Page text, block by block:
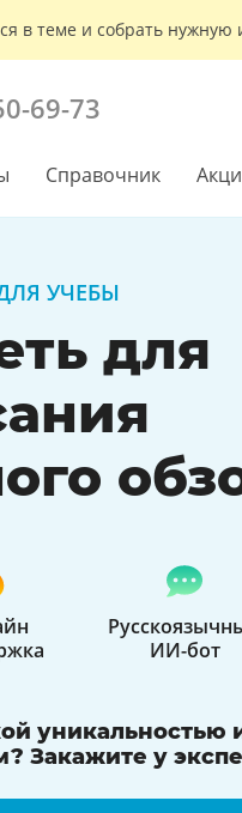
в теме и собрать
69-73
Справочник
УЧЕБЫ
для
ИИ-бот
уникальностью
Закажите у